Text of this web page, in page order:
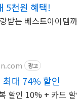
5천원 혜택!
받는 베스트아이템
광고
대 74% 할인
할인 10% + 카드